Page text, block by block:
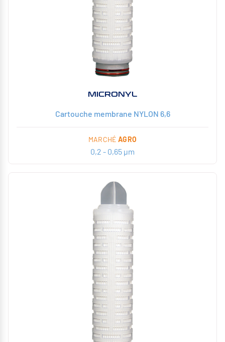
MICRONYL
Cartouche membrane NYLON 6,6
MARCHÉ AGRO
0,2 - 0,65 µm